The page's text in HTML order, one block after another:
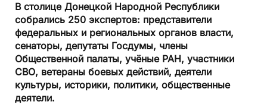
В столице Донецкой Народной Республики
собрались 250 экспертов: представители
федеральных и региональных органов власти,
сенаторы, депутаты Госдумы, члены
Общественной палаты, учёные РАН, участники
СВО, ветераны боевых действий, деятели
культуры, историки, политики, общественные
деятели.